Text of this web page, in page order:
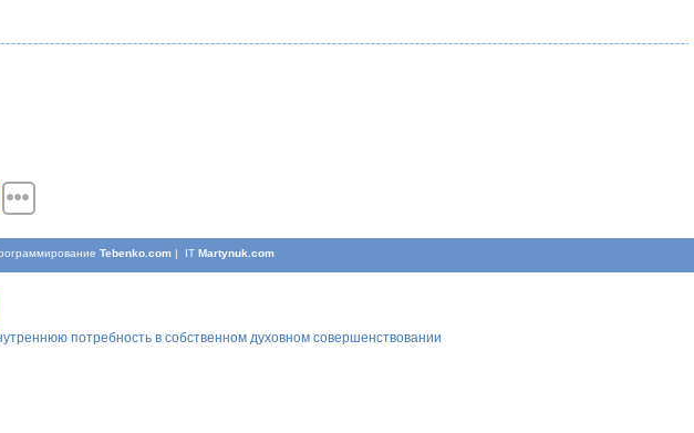
Tebenko.com | ITMartynuk.com
потребность в собственном духовном совершенствовании